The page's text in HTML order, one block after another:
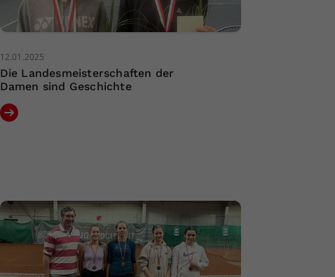
12.01.2025
Die Landesmeisterschaften der
Damen sind Geschichte